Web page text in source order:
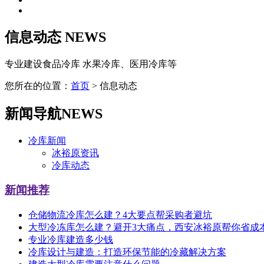
信息动态 NEWS
专业建设食品冷库 水果冷库、医用冷库等
您所在的位置： 首页 > 信息动态
新闻导航NEWS
冷库新闻
冰裕原资讯
冷库动态
新闻推荐
仓储物流冷库怎么建？4大要点帮采购者避坑
大型冷冻库怎么建？避开3大痛点，西安冰裕原帮你省成
专业冷库建造多少钱
冷库设计与建造：打造环保节能的冷藏解决方案